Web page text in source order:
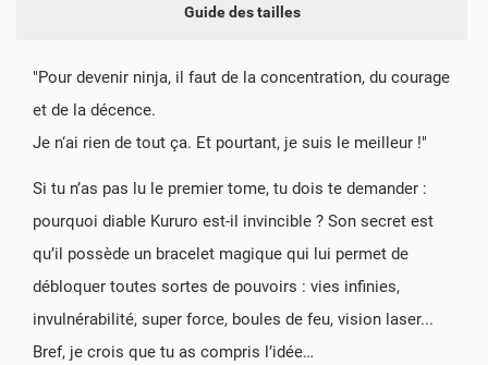
Guide des tailles
"Pour devenir ninja, il faut de la concentration, du courage
et de la décence.
Je n‘ai rien de tout ça. Et pourtant, je suis le meilleur !"
Si tu n’as pas lu le premier tome, tu dois te demander :
pourquoi diable Kururo est-il invincible ? Son secret est
qu’il possède un bracelet magique qui lui permet de
débloquer toutes sortes de pouvoirs : vies infinies,
invulnérabilité, super force, boules de feu, vision laser...
Bref, je crois que tu as compris l’idée…